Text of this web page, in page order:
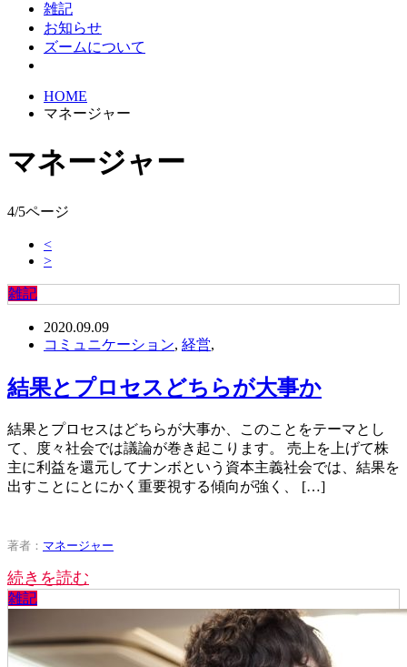
雑記
お知らせ
ズームについて
HOME
マネージャー
マネージャー
4/5ページ
<
>
雑記
2020.09.09
コミュニケーション, 経営,
結果とプロセスどちらが大事か
結果とプロセスはどちらが大事か、このことをテーマとし
て、度々社会では議論が巻き起こります。 売上を上げて株
主に利益を還元してナンボという資本主義社会では、結果を
出すことにとにかく重要視する傾向が強く、 […]
著者： マネージャー
続きを読む
雑記